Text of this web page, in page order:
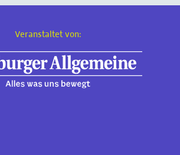
Veranstaltet von: